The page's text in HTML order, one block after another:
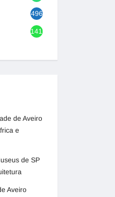
496
1416
de Aveiro
e
de SP
Aveiro